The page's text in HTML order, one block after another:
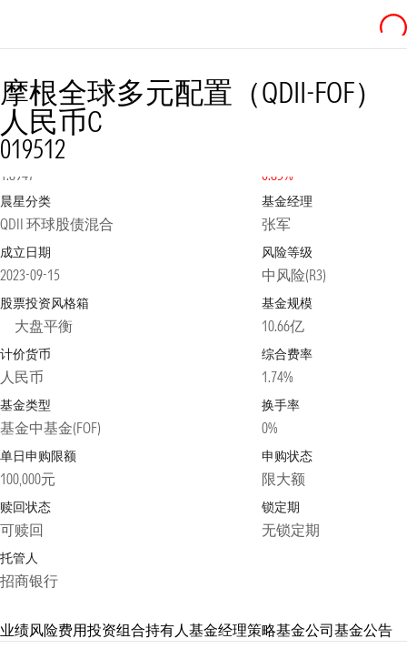
摩根全球多元配置（QDII-FOF）
人民币C
019512
净值2026-08-05
1.8947 0.85%
晨星分类
QDII 环球股债混合
基金经理
张军
成立日期
2023-09-15
风险等级
中风险(R3)
股票投资风格箱
大盘平衡
基金规模
10.66亿
计价货币
人民币
综合费率
1.74%
基金类型
基金中基金(FOF)
换手率
0%
单日申购限额
100,000元
申购状态
限大额
赎回状态
可赎回
锁定期
无锁定期
托管人
招商银行
业绩风险费用投资组合持有人基金经理策略基金公司基金公告